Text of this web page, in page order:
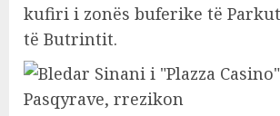
kufiri i zonës buferike të
të Butrintit.